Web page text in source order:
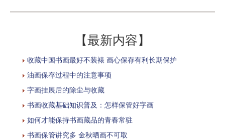
【最新内容】
收藏中国书画最好不装裱 画心保存有利长期保护
油画保存过程中的注意事项
字画挂展后的除尘与收藏
书画收藏基础知识普及：怎样保管好字画
如何才能保持书画藏品的青春常驻
书画保管讲究多 金秋晒画不可取